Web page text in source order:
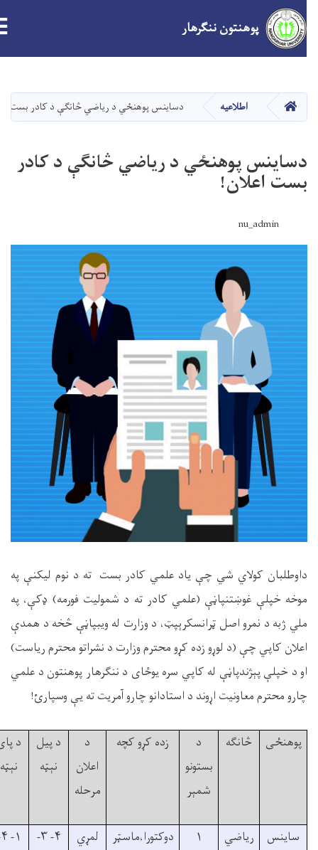
main
content
پوهنتون ننګرهار
صفحه اصلی اطلاعیه دساينس پوهنځي د رياضي څانګې د کادر بست
دساينس پوهنځي د رياضي څانګې د کادر
بست اعلان!
nu_admin
داوطلبان کولاي شي چې ياد علمي کادر بست ته د نوم ليکنې په
موخه خپلې غوښتنپاڼې (علمي کادر ته د شموليت فورمه) ډکې، په
ملي ژبه د نمرو اصل ټرانسکرېپټ، د وزارت له ويبپاڼې څخه د همدې
اعلان کاپي چې (د لوړو زده کړو محترم وزارت د نشراتو محترم رياست)
او د خپلې پېژندپاڼې له کاپي سره يوځای د ننګرهار پوهنتون د علمي
چارو محترم معاونيت اړوند د استادانو چارو آمريت ته يې وسپارئ!
پوهنځی څانګه
بستونو
شمېر
زده کړو کچه
اعلان
مرحله
د پيل
نېټه
د پای
نېټه
ساينس رياضي
دوکتورا،ماسټر
لمړي
۴- ۳-
۱- ۴-